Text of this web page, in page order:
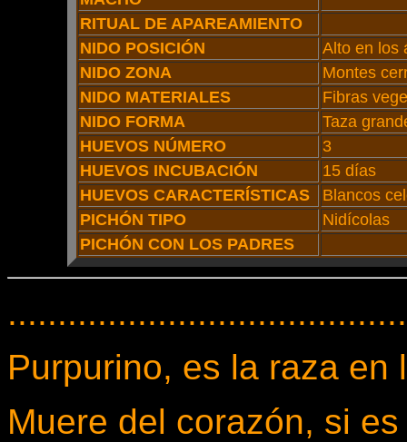
RITUAL DE APAREAMIENTO
NIDO POSICIÓN
Alto en los
NIDO ZONA
Montes
NIDO MATERIALES
Fibras
NIDO FORMA
Taza
HUEVOS NÚMERO
3
HUEVOS INCUBACIÓN
15 días
HUEVOS CARACTERÍSTICAS
Blancos
PICHÓN TIPO
Nidícolas
PICHÓN CON LOS PADRES
Purpurino, es la raza en
Muere del corazón, si